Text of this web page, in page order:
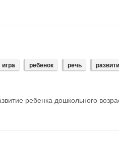
игра ребенок речь
ребенка дошкольного